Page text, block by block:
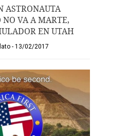
ASTRONAUTA
VA A MARTE,
EN UTAH
13/02/2017